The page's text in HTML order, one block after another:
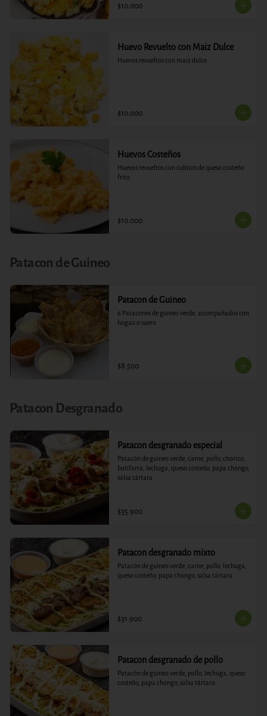
$10.000
Huevo Revuelto con Maiz Dulce
Huevos revueltos con maiz dulce
$10.000
Huevos Costeños
Huevos revueltos con cubitos de queso costeño
frito
$10.000
Patacon de Guineo
Patacon de Guineo
6 Patacones de guineo verde, acompañados con
hogao o suero
$8.500
Patacon Desgranado
Patacon desgranado especial
Patacón de guineo verde, carne, pollo, chorizo,
butifarra, lechuga, queso costeño, papa chongo,
salsa tártara
$35.900
Patacon desgranado mixto
Patacón de guineo verde, carne, pollo, lechuga,
queso costeño, papa chongo, salsa tártara.
$31.900
Patacon desgranado de pollo
Patacón de guineo verde, pollo, lechuga, queso
costeño, papa chongo, salsa tártara.